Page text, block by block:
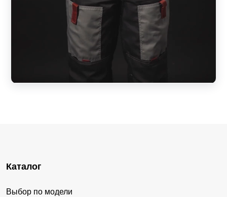
Каталог
Выбор по модели